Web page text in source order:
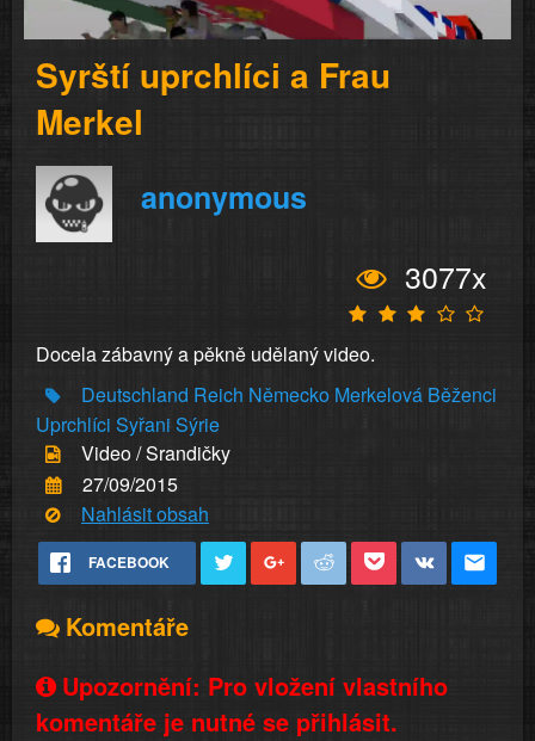
Syrští uprchlíci a Frau
Merkel
anonymous
3077x
Docela zábavný a pěkně udělaný video.
Deutschland Reich Německo Merkelová Běženci
Uprchlíci Syřani Sýrie
Video / Srandičky
27/09/2015
Nahlásit obsah
FACEBOOK
Komentáře
Upozornění: Pro vložení vlastního
komentáře je nutné se přihlásit.